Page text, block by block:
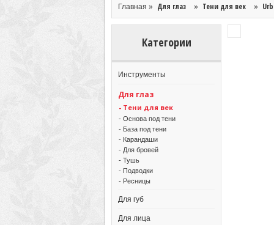
Главная » Для глаз » Тени для век »
Категории
Инструменты
Для глаз
- Тени для век
- Основа под тени
- База под тени
- Карандаши
- Для бровей
- Тушь
- Подводки
- Ресницы
Для губ
Для лица